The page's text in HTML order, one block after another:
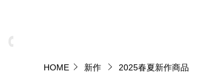
HOME 新作 2025春夏新作商品